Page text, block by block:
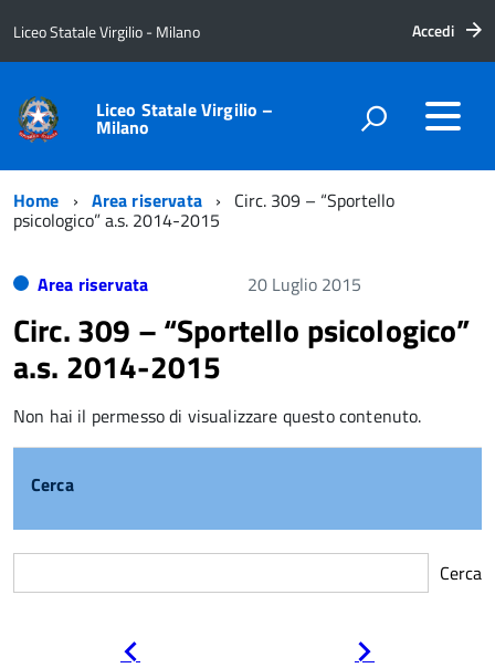
Liceo Statale Virgilio - Milano Accedi
Liceo Statale Virgilio –
Milano
Home Area riservata Circ. 309 – “Sportello
psicologico” a.s. 2014-2015
Area riservata 20 Luglio 2015
Circ. 309 – “Sportello psicologico”
a.s. 2014-2015
Non hai il permesso di visualizzare questo contenuto.
Cerca
Cerca